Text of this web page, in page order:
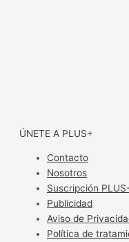
ÚNETE A PLUS+
Contacto
Nosotros
Suscripción
Publicidad
Aviso de
Política de